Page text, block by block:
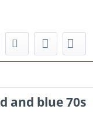
and blue 70s